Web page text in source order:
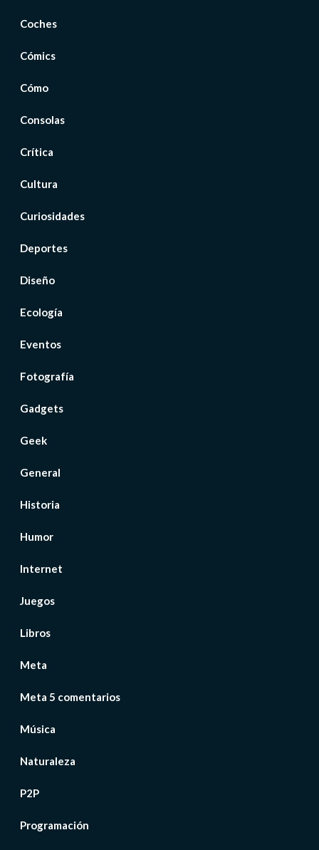
Coches
Cómics
Cómo
Consolas
Crítica
Cultura
Curiosidades
Deportes
Diseño
Ecología
Eventos
Fotografía
Gadgets
Geek
General
Historia
Humor
Internet
Juegos
Libros
Meta
Meta 5 comentarios
Música
Naturaleza
P2P
Programación